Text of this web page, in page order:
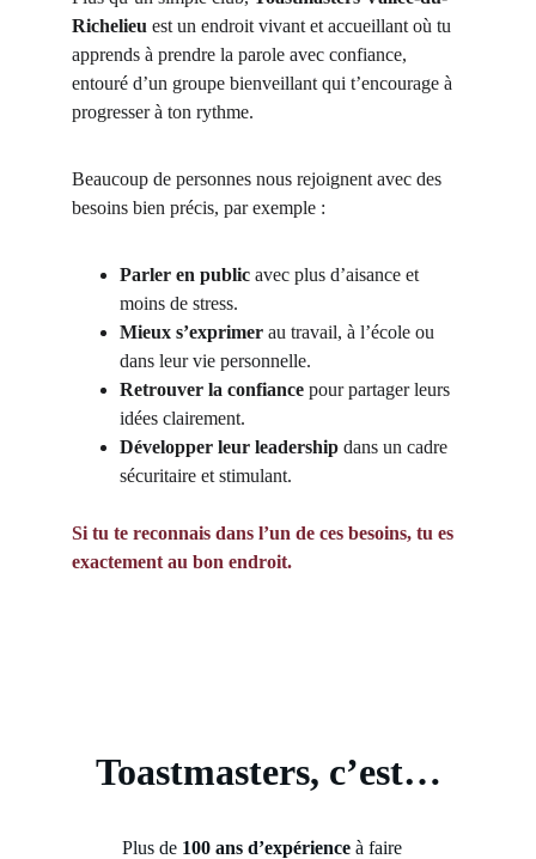
Richelieu est un endroit vivant et accueillant où tu
apprends à prendre la parole avec confiance,
entouré d’un groupe bienveillant qui t’encourage à
progresser à ton rythme.
Beaucoup de personnes nous rejoignent avec des
besoins bien précis, par exemple :
Parler en public avec plus d’aisance et
moins de stress.
Mieux s’exprimer au travail, à l’école ou
dans leur vie personnelle.
Retrouver la confiance pour partager leurs
idées clairement.
Développer leur leadership dans un cadre
sécuritaire et stimulant.
Si tu te reconnais dans l’un de ces besoins, tu es
exactement au bon endroit.
Toastmasters, c’est…
Plus de 100 ans d’expérience à faire